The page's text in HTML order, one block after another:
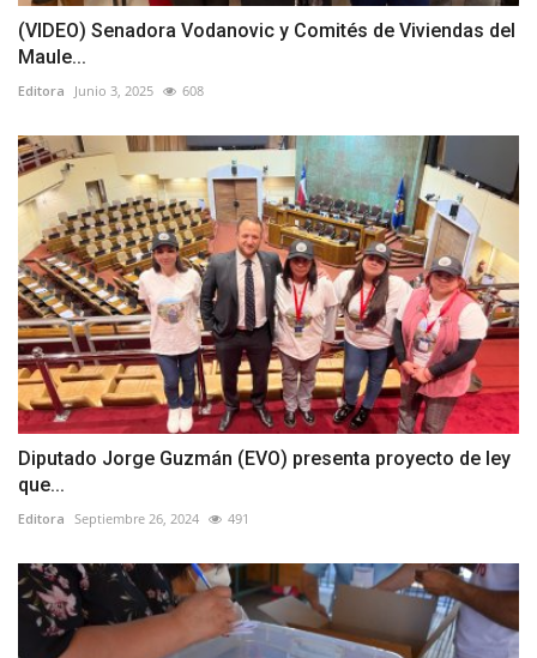
(VIDEO) Senadora Vodanovic y Comités de Viviendas del
Maule...
Editora Junio 3, 2025 608
Diputado Jorge Guzmán (EVO) presenta proyecto de ley
que...
Editora Septiembre 26, 2024 491